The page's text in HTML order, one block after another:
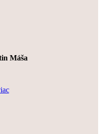
Máša